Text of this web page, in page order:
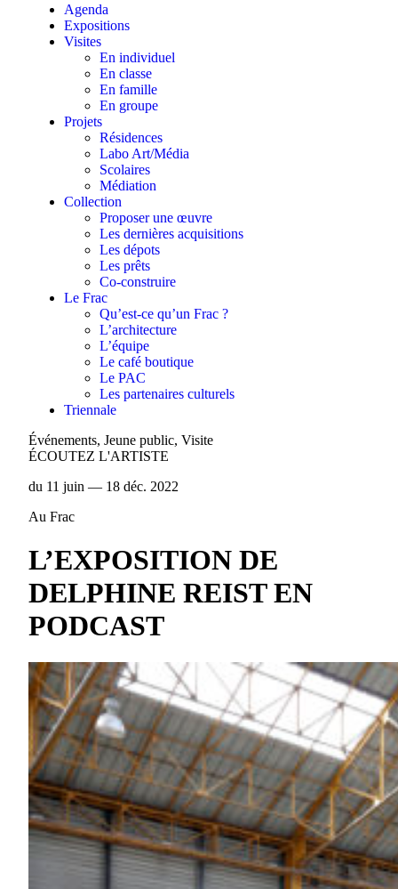
Agenda
Expositions
Visites
En individuel
En classe
En famille
En groupe
Projets
Résidences
Labo Art/Média
Scolaires
Médiation
Collection
Proposer une œuvre
Les dernières acquisitions
Les dépots
Les prêts
Co-construire
Le Frac
Qu’est-ce qu’un Frac ?
L’architecture
L’équipe
Le café boutique
Le PAC
Les partenaires culturels
Triennale
Événements, Jeune public, Visite
ÉCOUTEZ L'ARTISTE
du 11 juin — 18 déc. 2022
Au Frac
L’EXPOSITION DE
DELPHINE REIST EN
PODCAST